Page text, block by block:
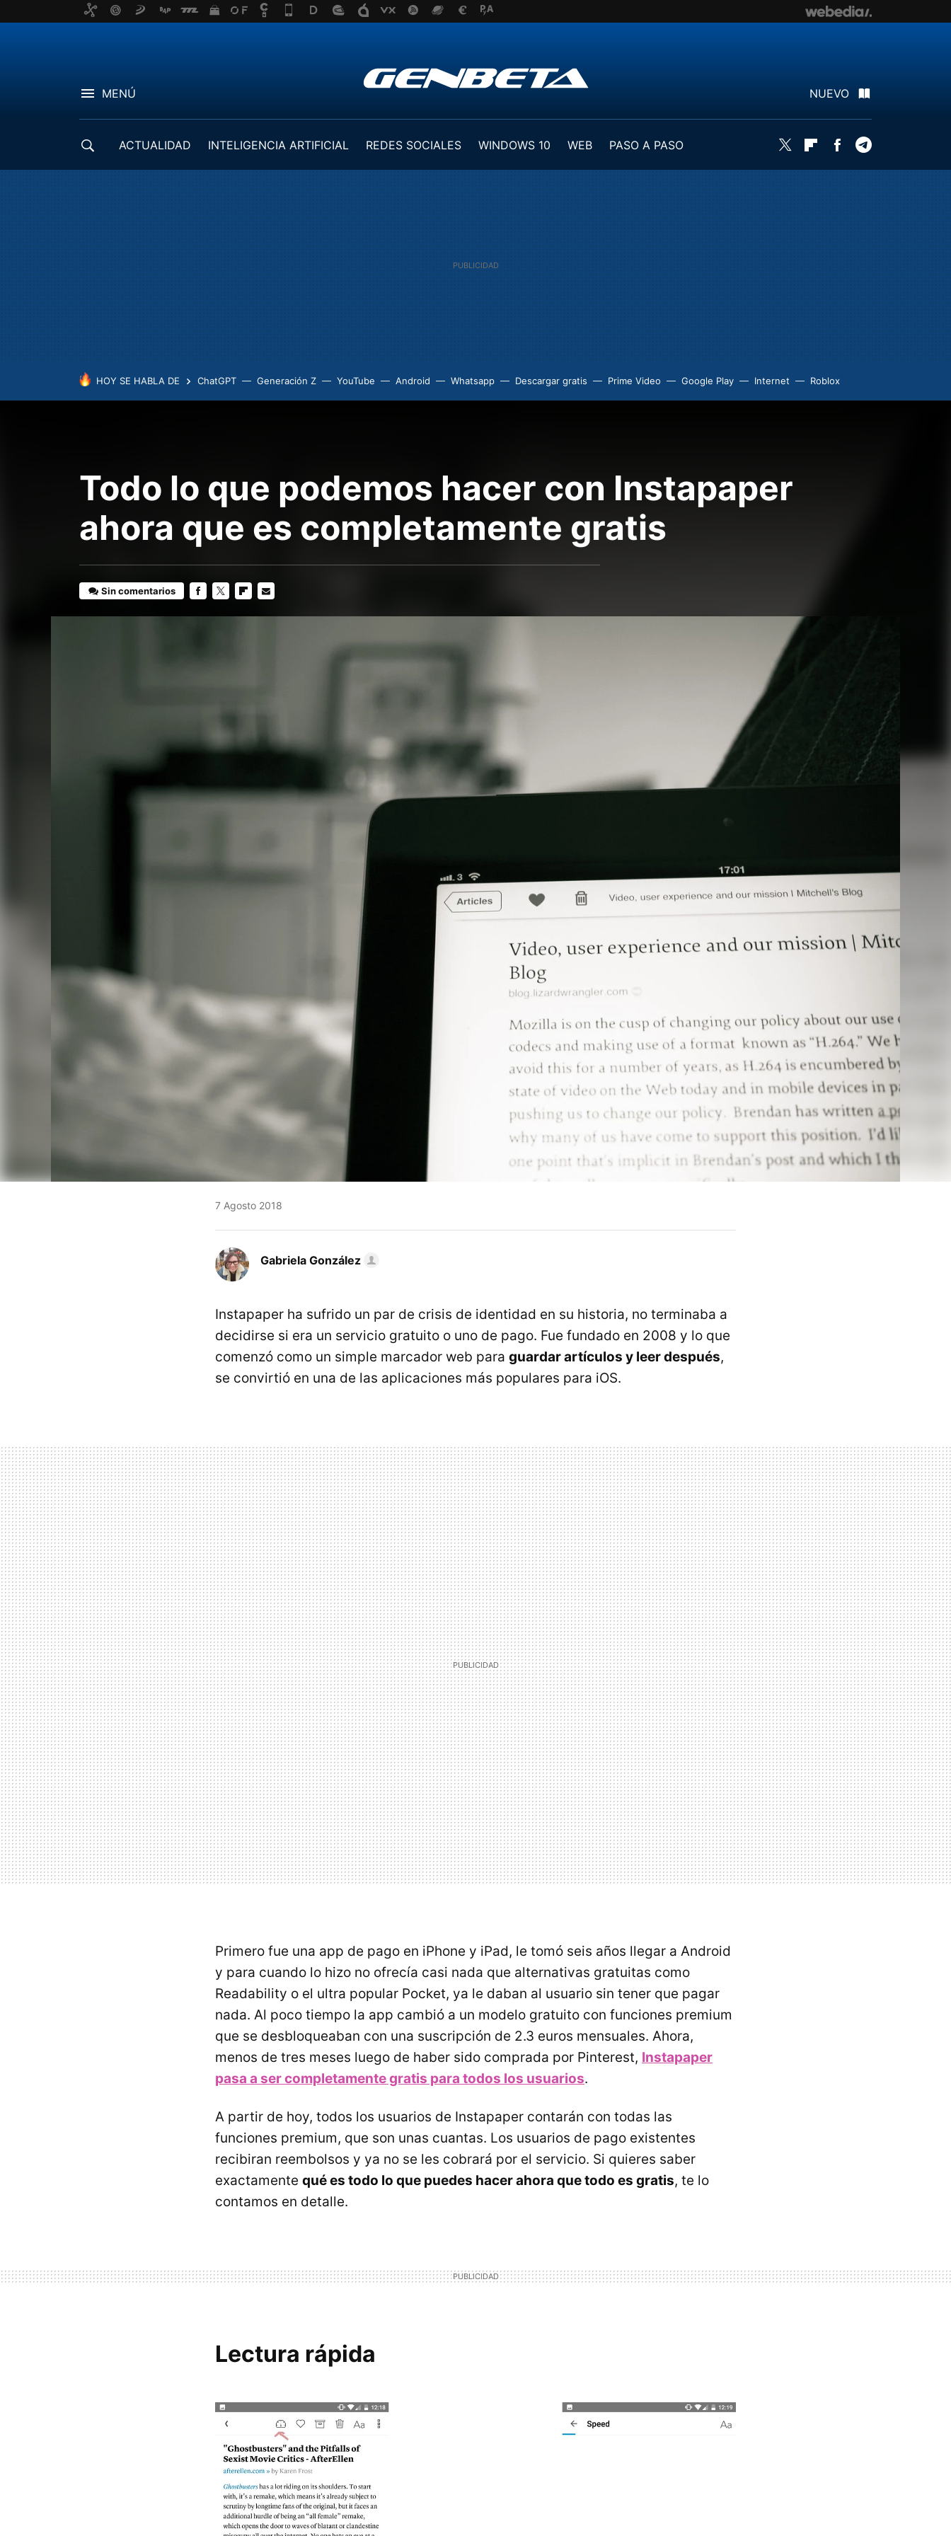
MENÚ NUEVO
ACTUALIDAD INTELIGENCIA ARTIFICIAL REDES SOCIALES WINDOWS 10 WEB
PASO A PASO
Twitter FlipboardFacebook
HOY SE HABLA DE ChatGPT Generación Z YouTube Android Whatsapp Descargar gratis Prime Video Google Play Internet Roblox
Todo lo que podemos hacer con Instapaper
ahora que es completamente gratis
Sin comentarios
7 Agosto 2018
Gabriela González
Instapaper ha sufrido un par de crisis de identidad en su historia, no terminaba a
decidirse si era un servicio gratuito o uno de pago. Fue fundado en 2008 y lo que
comenzó como un simple marcador web para guardar artículos y leer después,
se convirtió en una de las aplicaciones más populares para iOS.
Primero fue una app de pago en iPhone y iPad, le tomó seis años llegar a Android
y para cuando lo hizo no ofrecía casi nada que alternativas gratuitas como
Readability o el ultra popular Pocket, ya le daban al usuario sin tener que pagar
nada. Al poco tiempo la app cambió a un modelo gratuito con funciones premium
que se desbloqueaban con una suscripción de 2.3 euros mensuales. Ahora,
menos de tres meses luego de haber sido comprada por Pinterest, Instapaper
pasa a ser completamente gratis para todos los usuarios.
A partir de hoy, todos los usuarios de Instapaper contarán con todas las
funciones premium, que son unas cuantas. Los usuarios de pago existentes
recibiran reembolsos y ya no se les cobrará por el servicio. Si quieres saber
exactamente qué es todo lo que puedes hacer ahora que todo es gratis, te lo
contamos en detalle.
Lectura rápida